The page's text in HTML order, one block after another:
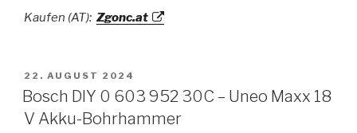
Kaufen (AT): Zgonc.at
VERÖFFENTLICHT
AM
22. AUGUST 2024
Bosch DIY 0 603 952 30C – Uneo Maxx 18
V Akku-Bohrhammer